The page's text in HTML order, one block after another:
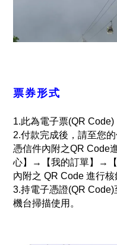
票券形式
1.此為電子票(QR
2.付款完成後，請至您
憑信件內附之QR Code
心】→【我的訂單】→【
內附之 QR Code 進行核
3.持電子憑證(QR
機台掃描使用。